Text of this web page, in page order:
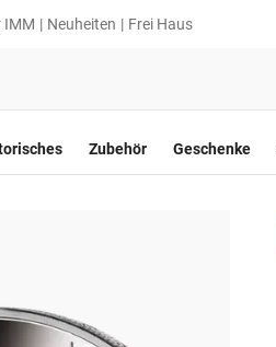
IMM Neuheiten Frei Haus
Zubehör Geschenke